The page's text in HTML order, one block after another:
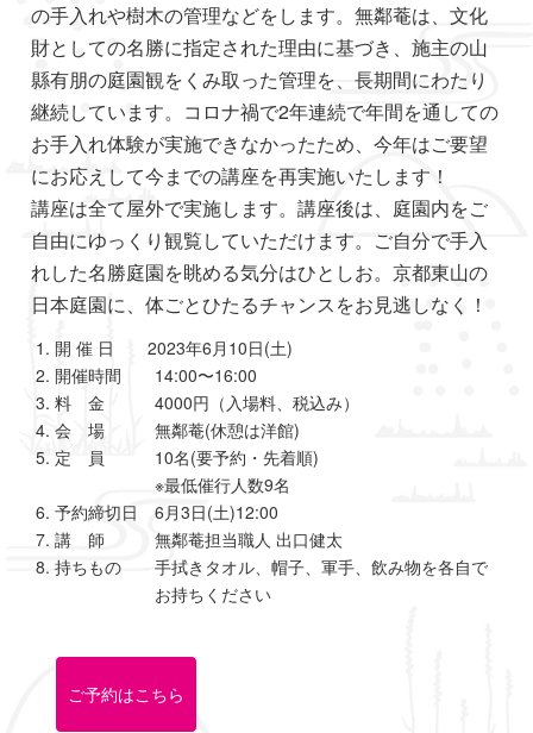
の手入れや樹木の管理などをします。無鄰菴は、文化
財としての名勝に指定された理由に基づき、施主の山
縣有朋の庭園観をくみ取った管理を、長期間にわたり
継続しています。コロナ禍で2年連続で年間を通しての
お手入れ体験が実施できなかったため、今年はご要望
にお応えして今までの講座を再実施いたします！
講座は全て屋外で実施します。講座後は、庭園内をご
自由にゆっくり観覧していただけます。ご自分で手入
れした名勝庭園を眺める気分はひとしお。京都東山の
日本庭園に、体ごとひたるチャンスをお見逃しなく！
開 催 日 2023年6月10日(土)
開催時間 14:00〜16:00
料 金 4000円（入場料、税込み）
会 場 無鄰菴(休憩は洋館)
定 員 10名(要予約・先着順)
※最低催行人数9名
予約締切日 6月3日(土)12:00
講 師 無鄰菴担当職人 出口健太
持ちもの 手拭きタオル、帽子、軍手、飲み物を各自で
お持ちください
ご予約はこちら